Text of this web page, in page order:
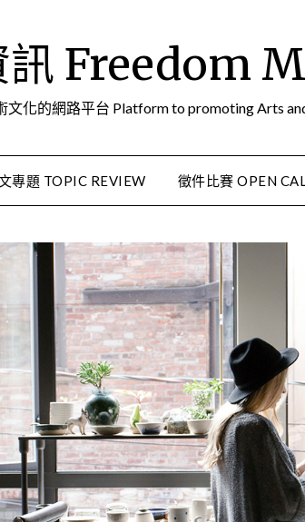
訊 Freedom
文化的網路平台 Platform to promoting Arts
專題 TOPIC REVIEW 徵件比賽 OPEN